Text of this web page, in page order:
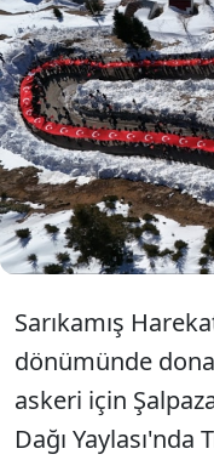
Sarıkamış
dönümünde
askeri için
Dağı